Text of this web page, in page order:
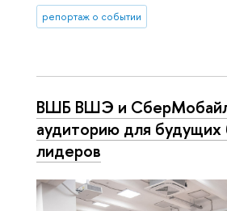
репортаж о событии
ВШБ ВШЭ и
аудиторию для будущих
лидеров